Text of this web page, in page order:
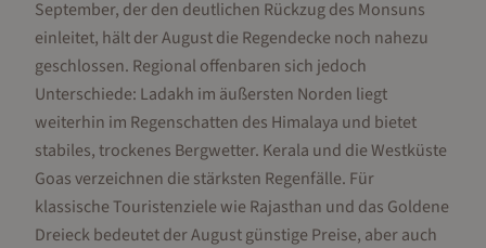
September, der den deutlichen Rückzug des Monsuns
einleitet, hält der August die Regendecke noch nahezu
geschlossen. Regional offenbaren sich jedoch
Unterschiede: Ladakh im äußersten Norden liegt
weiterhin im Regenschatten des Himalaya und bietet
stabiles, trockenes Bergwetter. Kerala und die Westküste
Goas verzeichnen die stärksten Regenfälle. Für
klassische Touristenziele wie Rajasthan und das Goldene
Dreieck bedeutet der August günstige Preise, aber auch